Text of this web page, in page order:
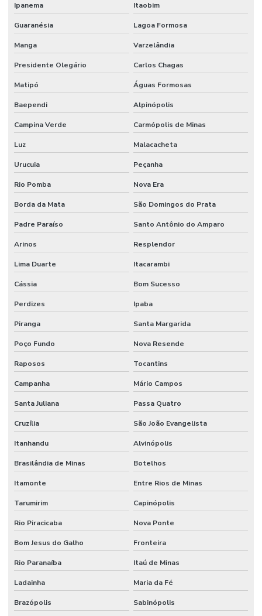
Ipanema Itaobim
Guaranésia Lagoa Formosa
Manga Varzelândia
Presidente Olegário Carlos Chagas
Matipó Águas Formosas
Baependi Alpinópolis
Campina Verde Carmópolis de Minas
Luz Malacacheta
Urucuia Peçanha
Rio Pomba Nova Era
Borda da Mata São Domingos do Prata
Padre Paraíso Santo Antônio do Amparo
Arinos Resplendor
Lima Duarte Itacarambi
Cássia Bom Sucesso
Perdizes Ipaba
Piranga Santa Margarida
Poço Fundo Nova Resende
Raposos Tocantins
Campanha Mário Campos
Santa Juliana Passa Quatro
Cruzília São João Evangelista
Itanhandu Alvinópolis
Brasilândia de Minas Botelhos
Itamonte Entre Rios de Minas
Tarumirim Capinópolis
Rio Piracicaba Nova Ponte
Bom Jesus do Galho Fronteira
Rio Paranaíba Itaú de Minas
Ladainha Maria da Fé
Brazópolis Sabinópolis